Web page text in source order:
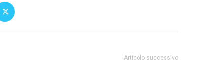
Articolo successivo